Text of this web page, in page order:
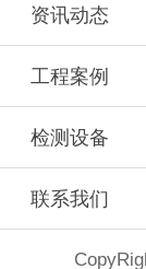
资讯动态
工程案例
检测设备
联系我们